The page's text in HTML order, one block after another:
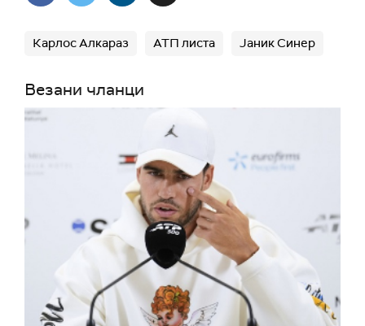
Карлос Алкараз АТП листа Јаник Синер
Везани чланци